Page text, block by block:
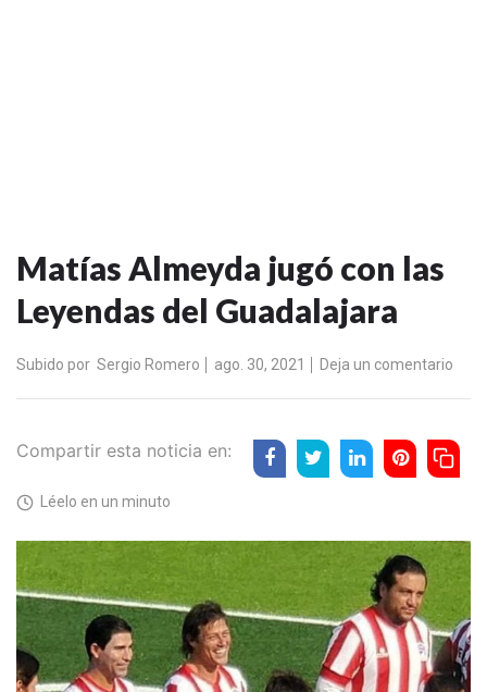
Matías Almeyda jugó con las
Leyendas del Guadalajara
Subido por Sergio Romero ago. 30, 2021 Deja un comentario
Compartir esta noticia en:
Léelo en un minuto